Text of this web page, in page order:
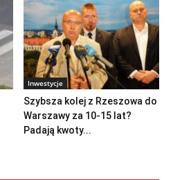
Inwestycje
Szybsza kolej z Rzeszowa do
Warszawy za 10-15 lat?
Padają kwoty...